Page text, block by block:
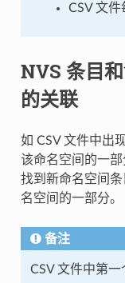
CSV 文件
NVS 条目
的关联
如 CSV 文件中出
该命名空间的一部
找到新命名空间
名空间的一部分。
备注
CSV 文件中第